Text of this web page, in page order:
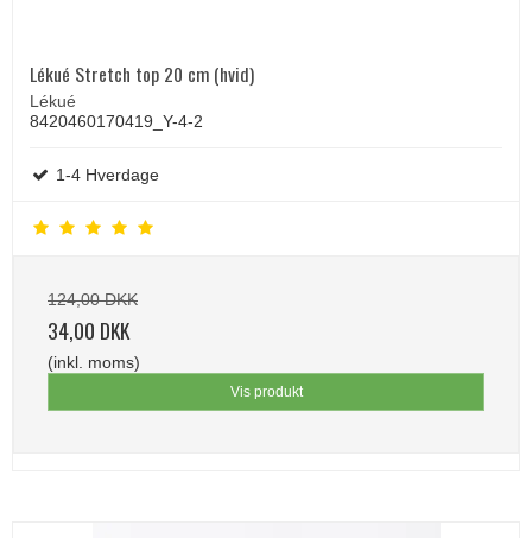
Lékué Stretch top 20 cm (hvid)
Lékué
8420460170419_Y-4-2
1-4 Hverdage
124,00 DKK
34,00 DKK
(inkl. moms)
Vis produkt